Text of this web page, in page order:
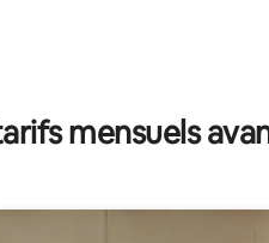
mensuels